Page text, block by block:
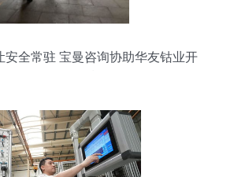
安全常驻 宝曼咨询协助华友钴业开